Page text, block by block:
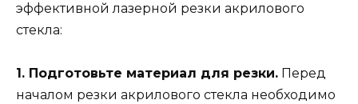
эффективной лазерной резки акрилового
стекла:
1. Подготовьте материал для резки. Перед
началом резки акрилового стекла необходимо